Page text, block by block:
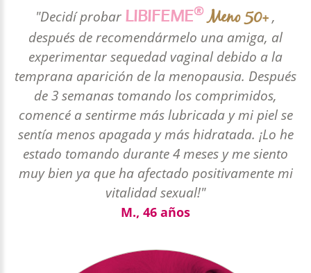
"Decidí probar LIBIFEME®Meno 50+ ,
después de recomendármelo una amiga, al
experimentar sequedad vaginal debido a la
temprana aparición de la menopausia. Después
de 3 semanas tomando los comprimidos,
comencé a sentirme más lubricada y mi piel se
sentía menos apagada y más hidratada. ¡Lo he
estado tomando durante 4 meses y me siento
muy bien ya que ha afectado positivamente mi
vitalidad sexual!"
M., 46 años